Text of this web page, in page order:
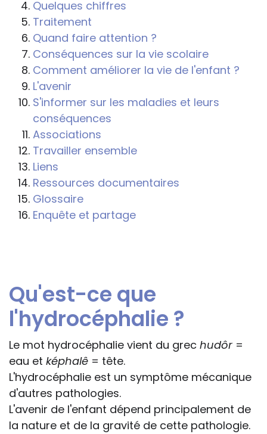
Qu'est-ce que
l'hydrocéphalie ?
Le mot hydrocéphalie vient du grec hudôr =
eau et képhalê = tête.
L'hydrocéphalie est un symptôme mécanique
d'autres pathologies.
L'avenir de l'enfant dépend principalement de
la nature et de la gravité de cette pathologie.
chacun, dans le respect de l’individu en
particulier, enfant et adulte, et prendre en
compte la variabilité d’une même
maladie ou handicap selon chaque
enfant.
La consultation d’informations sur un site
web n’exonère personne de ses
responsabilités professionnelles, civiles
et pénales. Les personnes qui
s'inspireront des éléments publiés sur le
site « Tous à l'école » dans leur action
professionnelle le feront sous leur seule
responsabilité, car ils disposent de tous
évidemment dans l’impossibilité de les
apprécier in abstracto.
Quelques chiffres
Traitement
Quand faire attention ?
Conséquences sur la vie scolaire
Comment améliorer la vie de l'enfant ?
L'avenir
S'informer sur les maladies et leurs
conséquences
Associations
Travailler ensemble
Liens
Ressources documentaires
Glossaire
Enquête et partage